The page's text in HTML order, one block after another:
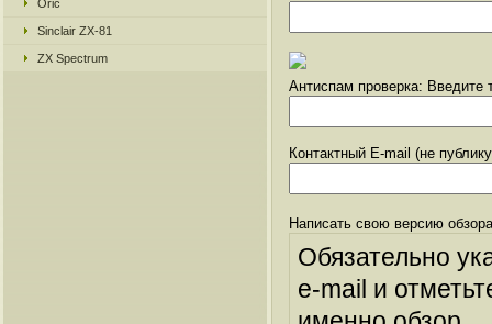
Oric
Sinclair ZX-81
ZX Spectrum
Антиспам проверка: Введите
Контактный E-mail (не
Написать свою версию
Обязательно
e-mail и